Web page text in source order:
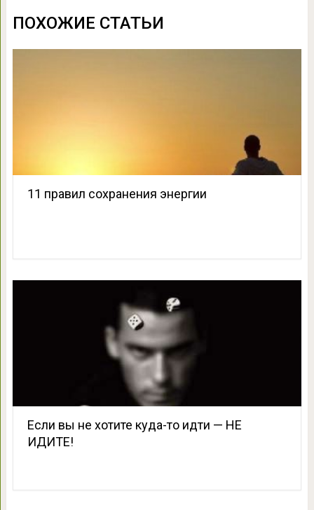
ПОХОЖИЕ СТАТЬИ
11 правил сохранения энергии
Если вы не хотите куда-то идти — НЕ
ИДИТЕ!